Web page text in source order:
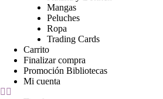
Mangas
Peluches
Ropa
Trading Cards
Carrito
Finalizar compra
Promoción Bibliotecas
Mi cuenta